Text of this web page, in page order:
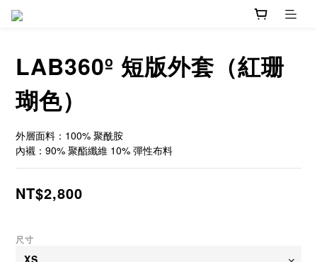
LAB360º 短版外套（紅珊
瑚色）
外層面料：100% 聚酰胺
內襯：90% 聚酯纖維 10% 彈性布料
NT$2,800
尺寸